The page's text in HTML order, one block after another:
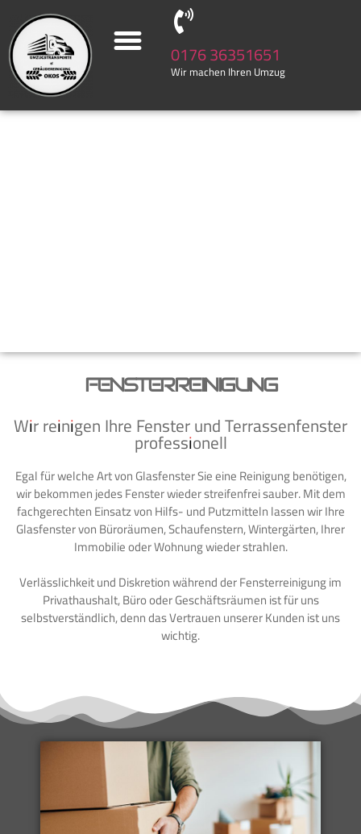
0176 36351651
Wir machen Ihren Umzug
FENSTERREINIGUNG
Wir reinigen Ihre Fenster und Terrassenfenster
professionell
Egal für welche Art von Glasfenster Sie eine Reinigung benötigen,
wir bekommen jedes Fenster wieder streifenfrei sauber. Mit dem
fachgerechten Einsatz von Hilfs- und Putzmitteln lassen wir Ihre
Glasfenster von Büroräumen, Schaufenstern, Wintergärten, Ihrer
Immobilie oder Wohnung wieder strahlen.
Verlässlichkeit und Diskretion während der Fensterreinigung im
Privathaushalt, Büro oder Geschäftsräumen ist für uns
selbstverständlich, denn das Vertrauen unserer Kunden ist uns
wichtig.